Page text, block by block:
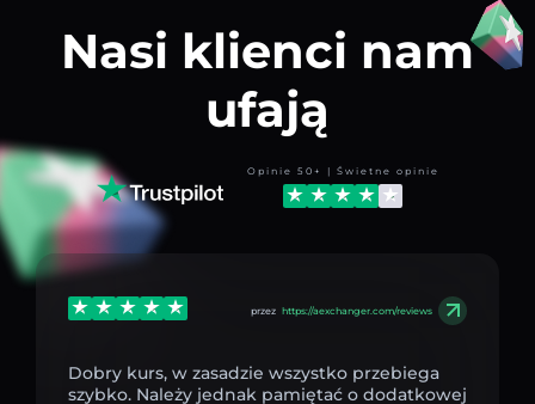
Nasi klienci nam
ufają
Opinie 50+ | Świetne opinie
przez https://aexchanger.com/reviews
Dobry kurs, w zasadzie wszystko przebiega
szybko. Należy jednak pamiętać o dodatkowej